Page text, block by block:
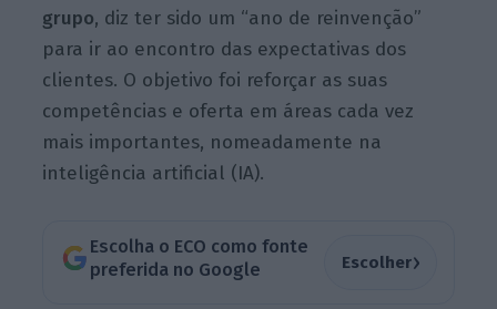
grupo, diz ter sido um “ano de reinvenção”
para ir ao encontro das expectativas dos
clientes. O objetivo foi reforçar as suas
competências e oferta em áreas cada vez
mais importantes, nomeadamente na
inteligência artificial (IA).
Escolha o ECO como fonte
preferida no Google
Escolher›